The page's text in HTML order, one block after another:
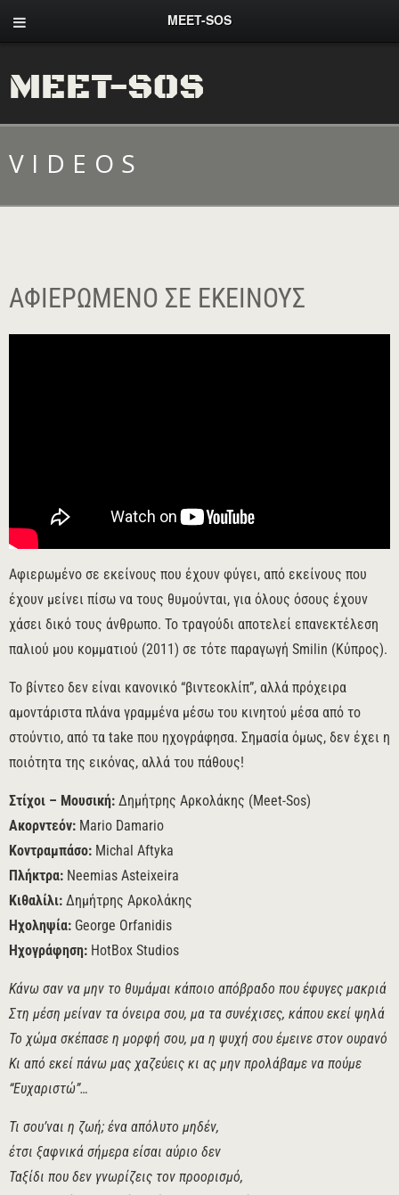
MEET-SOS
MEET-SOS
VIDEOS
ΑΦΙΕΡΩΜΈΝΟ ΣΕ ΕΚΕΊΝΟΥΣ
Αφιερωμένο σε εκείνους που έχουν φύγει, από εκείνους που
έχουν μείνει πίσω να τους θυμούνται, για όλους όσους έχουν
χάσει δικό τους άνθρωπο. Το τραγούδι αποτελεί επανεκτέλεση
παλιού μου κομματιού (2011) σε τότε παραγωγή Smilin (Κύπρος).
Το βίντεο δεν είναι κανονικό “βιντεοκλίπ”, αλλά πρόχειρα
αμοντάριστα πλάνα γραμμένα μέσω του κινητού μέσα από το
στούντιο, από τα take που ηχογράφησα. Σημασία όμως, δεν έχει η
ποιότητα της εικόνας, αλλά του πάθους!
Στίχοι – Μουσική: Δημήτρης Αρκολάκης (Meet-Sos)
Ακορντεόν: Mario Damario
Κοντραμπάσο: Michal Aftyka
Πλήκτρα: Neemias Asteixeira
Κιθαλίλι: Δημήτρης Αρκολάκης
Ηχοληψία: George Orfanidis
Ηχογράφηση: HotBox Studios
Κάνω σαν να μην το θυμάμαι κάποιο απόβραδο που έφυγες μακριά
Στη μέση μείναν τα όνειρα σου, μα τα συνέχισες, κάπου εκεί ψηλά
Το χώμα σκέπασε η μορφή σου, μα η ψυχή σου έμεινε στον ουρανό
Κι από εκεί πάνω μας χαζεύεις κι ας μην προλάβαμε να πούμε
“Ευχαριστώ”…
Τι σου’ναι η ζωή; ένα απόλυτο μηδέν,
έτσι ξαφνικά σήμερα είσαι αύριο δεν
Ταξίδι που δεν γνωρίζεις τον προορισμό,